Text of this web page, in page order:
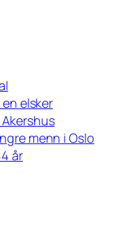
elsker
menn i Oslo
år